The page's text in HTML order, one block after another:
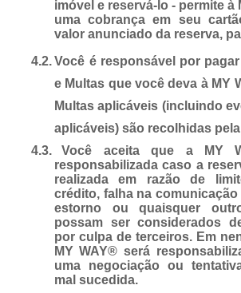
imóvel e reservá-lo - permite à
uma cobrança em seu
valor anunciado da reserva,
4.2.Você é responsável por
e Multas que você deva à MY
Multas aplicáveis (incluindo
aplicáveis) são recolhidas
4.3.
Você aceita que a MY
responsabilizada caso a
realizada em razão de
crédito, falha na
estorno ou quaisquer
possam ser considerados
por culpa de terceiros. Em
MY WAY® será
uma negociação ou
mal sucedida.